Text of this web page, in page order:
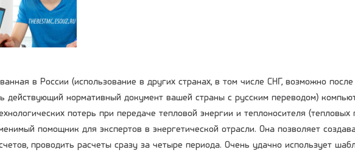
в России (использование в других странах, в том числе СНГ, возможно
действующий нормативный документ вашей страны с русским переводом)
потерь при передаче тепловой энергии и теплоносителя (тепловых
помощник для экспертов в энергетической отрасли. Она позволяет
проводить расчеты сразу за четыре периода. Очень удачно использует